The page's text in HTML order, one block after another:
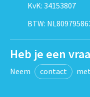
KvK: 34153807
BTW:
Heb je een
Neem contact